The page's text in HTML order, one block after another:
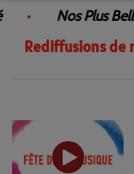
Nos Plus
Rediffusions de
Rediffusions de